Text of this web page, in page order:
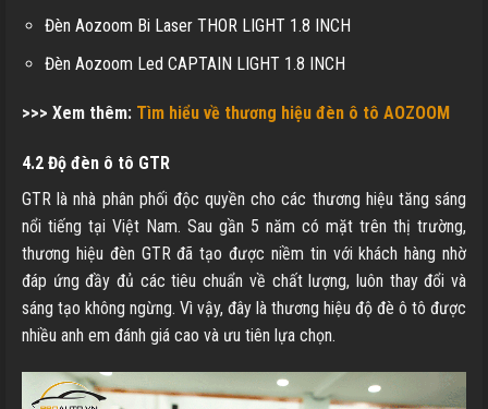
Đèn Aozoom Bi Laser THOR LIGHT 1.8 INCH
Đèn Aozoom Led CAPTAIN LIGHT 1.8 INCH
>>> Xem thêm: Tìm hiểu về thương hiệu đèn ô tô AOZOOM
4.2 Độ đèn ô tô GTR
GTR là nhà phân phối độc quyền cho các thương hiệu tăng sáng
nổi tiếng tại Việt Nam. Sau gần 5 năm có mặt trên thị trường,
thương hiệu đèn GTR đã tạo được niềm tin với khách hàng nhờ
đáp ứng đầy đủ các tiêu chuẩn về chất lượng, luôn thay đổi và
sáng tạo không ngừng. Vì vậy, đây là thương hiệu độ đè ô tô được
nhiều anh em đánh giá cao và ưu tiên lựa chọn.